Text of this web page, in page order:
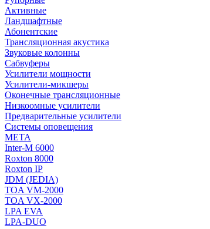
Активные
Ландшафтные
Абонентские
Трансляционная акустика
Звуковые колонны
Сабвуферы
Усилители мощности
Усилители-микшеры
Оконечные трансляционные
Низкоомные усилители
Предварительные усилители
Системы оповещения
МЕТА
Inter-M 6000
Roxton 8000
Roxton IP
JDM (JEDIA)
TOA VM-2000
TOA VX-2000
LPA EVA
LPA-DUO